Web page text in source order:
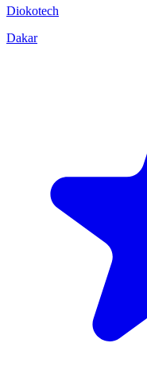
Diokotech
Dakar